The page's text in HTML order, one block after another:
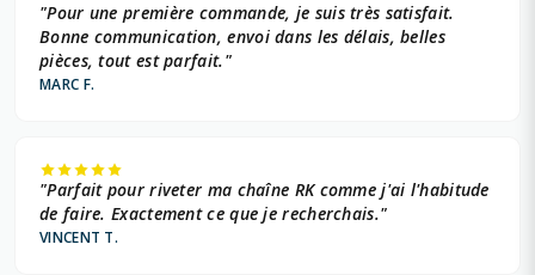
"Pour une première commande, je suis très satisfait.
Bonne communication, envoi dans les délais, belles
pièces, tout est parfait."
MARC F.
"Parfait pour riveter ma chaîne RK comme j'ai l'habitude
de faire. Exactement ce que je recherchais."
VINCENT T.